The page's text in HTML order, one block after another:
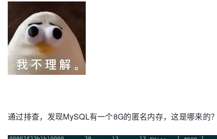
通过排查，发现MySQL有一个8G的匿名内存，这是哪来的